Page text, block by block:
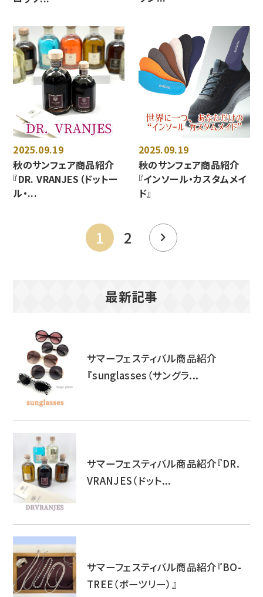
2025.09.19
秋のサンフェア商品紹介
『DR. VRANJES（ドットー
ル・...
2025.09.19
秋のサンフェア商品紹介
『インソール・カスタムメイ
ド』
1 2
最新記事
サマーフェスティバル商品紹介
『sunglasses（サングラ...
サマーフェスティバル商品紹介『DR.
VRANJES（ドット...
サマーフェスティバル商品紹介『BO-
TREE（ボーツリー）』